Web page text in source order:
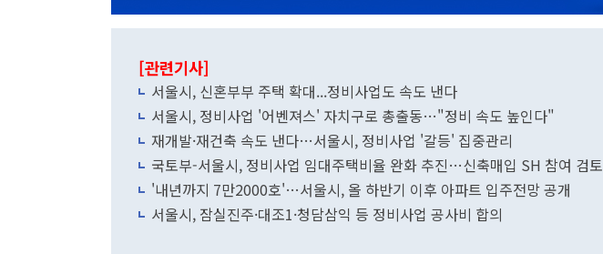
[관련기사]
서울시, 신혼부부 주택 확대...정비사업도 속도 낸다
서울시, 정비사업 '어벤져스' 자치구로 총출동…"정비 속도 높인다"
재개발·재건축 속도 낸다…서울시, 정비사업 '갈등' 집중관리
국토부-서울시, 정비사업 임대주택비율 완화 추진…신축매입 SH 참여 검토
'내년까지 7만2000호'…서울시, 올 하반기 이후 아파트 입주전망 공개
서울시, 잠실진주·대조1·청담삼익 등 정비사업 공사비 합의